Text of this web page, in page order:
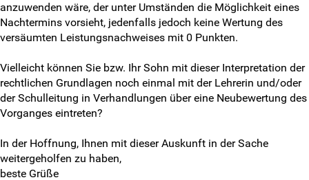
anzuwenden wäre, der unter Umständen die Möglichkeit eines
Nachtermins vorsieht, jedenfalls jedoch keine Wertung des
versäumten Leistungsnachweises mit 0 Punkten.
Vielleicht können Sie bzw. Ihr Sohn mit dieser Interpretation der
rechtlichen Grundlagen noch einmal mit der Lehrerin und/oder
der Schulleitung in Verhandlungen über eine Neubewertung des
Vorganges eintreten?
In der Hoffnung, Ihnen mit dieser Auskunft in der Sache
weitergeholfen zu haben,
beste Grüße